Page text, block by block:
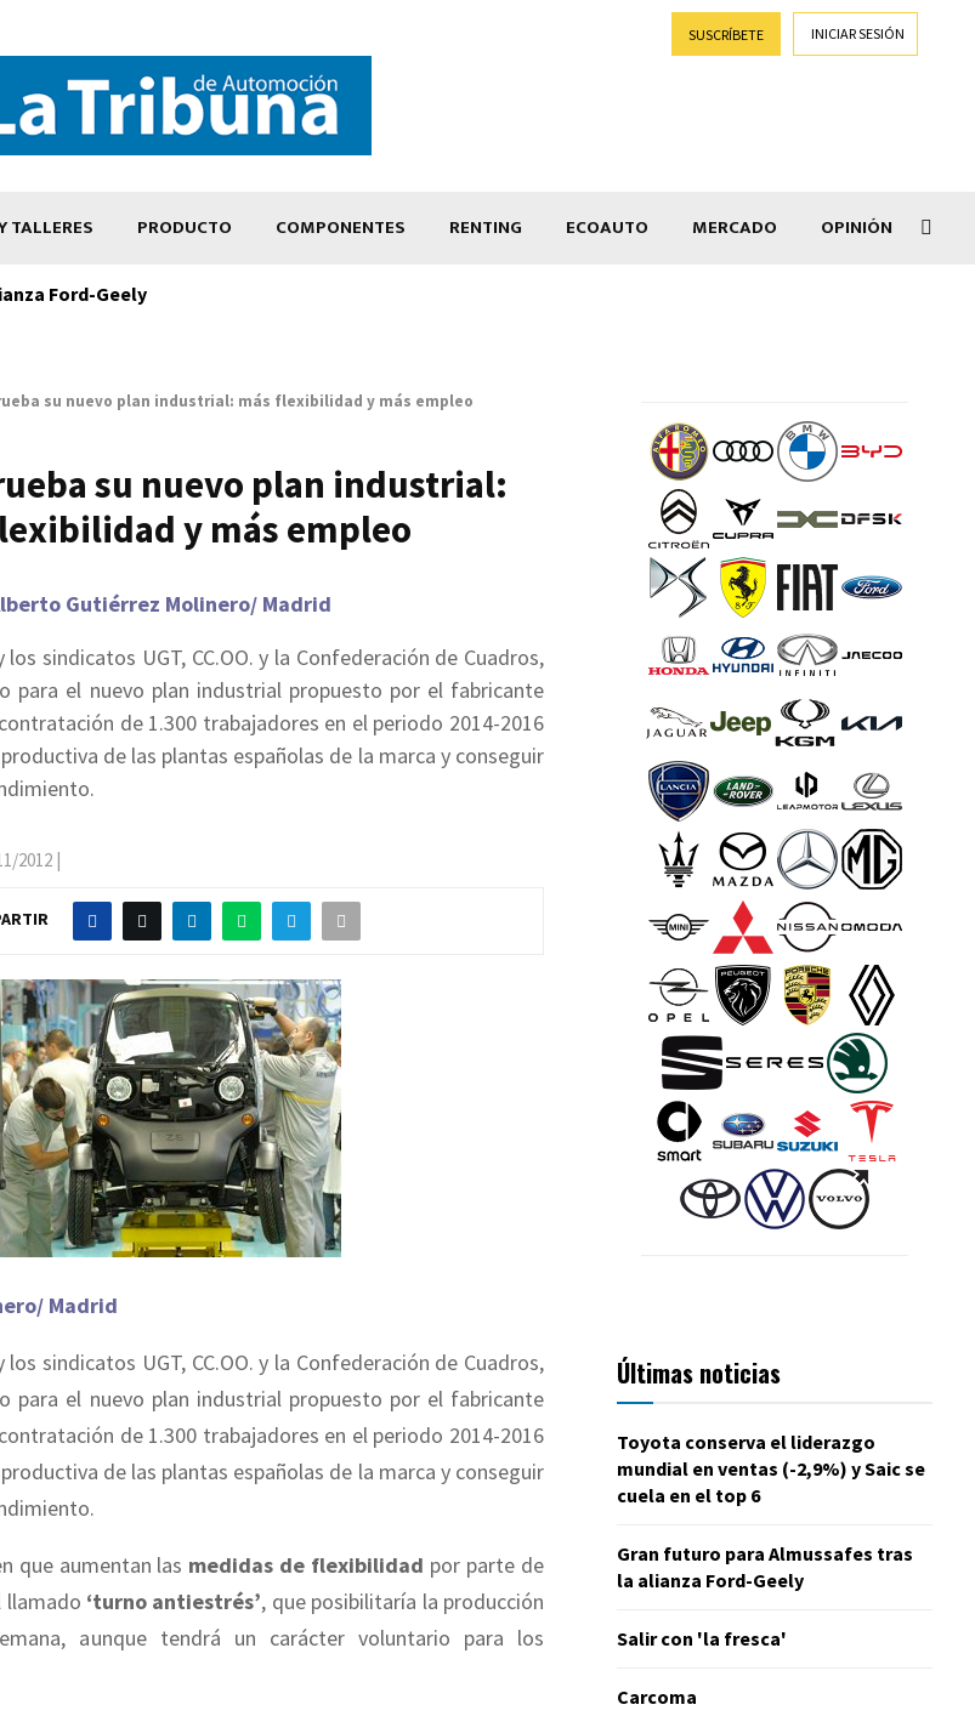
SUSCRÍBETE INICIAR SESIÓN
TALLERES PRODUCTO COMPONENTES RENTING ECOAUTO MERCADO OPINIÓN
Ford-Geely
su nuevo plan industrial: más flexibilidad y más empleo
su nuevo plan industrial:
y más empleo
Gutiérrez Molinero/ Madrid
sindicatos UGT, CC.OO. y la Confederación de Cuadros,
para el nuevo plan industrial propuesto por el fabricante
de 1.300 trabajadores en el periodo 2014-2016
de las plantas españolas de la marca y conseguir
2012 |
Madrid
sindicatos UGT, CC.OO. y la Confederación de Cuadros,
para el nuevo plan industrial propuesto por el fabricante
de 1.300 trabajadores en el periodo 2014-2016
de las plantas españolas de la marca y conseguir
que aumentan las medidas de flexibilidad por parte de
llamado ‘turno antiestrés’, que posibilitaría la producción
aunque tendrá un carácter voluntario para los
Últimas noticias
Toyota conserva el liderazgo
mundial en ventas (-2,9%) y Saic se
cuela en el top 6
Gran futuro para Almussafes tras
la alianza Ford-Geely
Salir con 'la fresca'
Carcoma